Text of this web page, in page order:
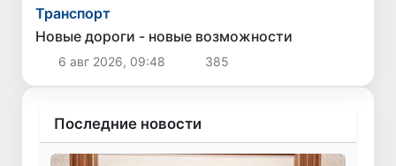
Транспорт
Новые дороги - новые возможности
6 авг 2026, 09:48 385
Последние новости